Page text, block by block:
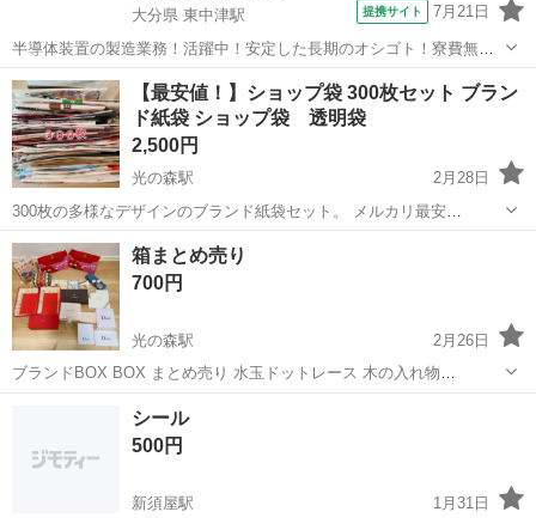
大分県 東中津駅
提携サイト 7月21日
半導体装置の製造業務！活躍中！安定した長期のオシゴト！寮費無料
★赴任旅費会社負担◎20代～40代の男性活躍中★未経験活躍中！高時
給1,500円！《大分県中津市》 人気の工場のお仕事 ◇半導体装置内部
のシート製造◇ ＊クリー...
大分 中津市 東中津駅
【最安値！】ショップ袋 300枚セット ブラン
ド紙袋 ショップ袋 透明袋
2,500円
光の森駅
2月28日
300枚の多様なデザインのブランド紙袋セット。 メルカリ最安
値！！！！！ 透明袋も沢山入ってます 中にはシワ折れなどあり！ 中
には見落とした汚れもあるかもしれません。 神経質な方はご遠慮下さ
い ショップ袋まとめ売り...
熊本 菊池郡 光の森駅
箱まとめ売り
700円
光の森駅
2月26日
ブランドBOX BOX まとめ売り 水玉ドットレース 木の入れ物
25cm×16 Dior 箱 お手紙入れ 3個 スタバ 箱 JILLSTUART 箱 2個 泉屋
缶ケース 20×15 盲導犬缶ケース メリーチョコレー...
シール
500円
新須屋駅
1月31日